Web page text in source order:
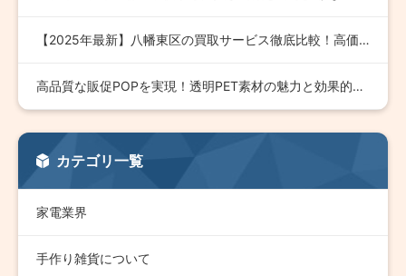
【2025年最新】八幡東区の買取サービス徹底比較！高価買取の…
高品質な販促POPを実現！透明PET素材の魅力と効果的な活用…
カテゴリ一覧
家電業界
手作り雑貨について